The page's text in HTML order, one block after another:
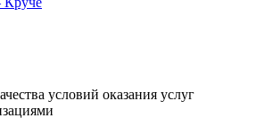
условий оказания услуг